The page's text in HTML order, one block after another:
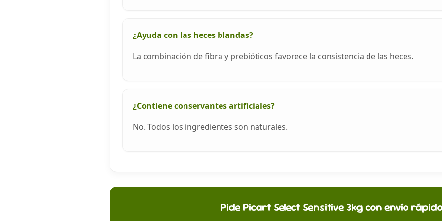
¿Ayuda con las heces blandas?
La combinación de fibra y prebióticos favorece la consistencia de las heces.
¿Contiene conservantes artificiales?
No. Todos los ingredientes son naturales.
Pide Picart Select Sensitive 3kg con envío rápido